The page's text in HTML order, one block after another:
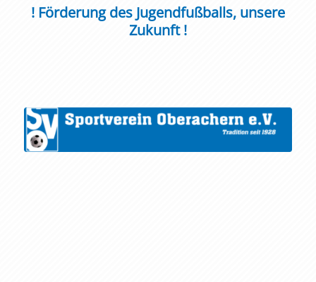
! Förderung des Jugendfußballs, unsere
Zukunft !